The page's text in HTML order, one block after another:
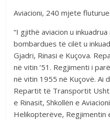
Aviacioni, 240 mjete
“I gjithë aviacion u
bombardues të cilët u
Gjadri, Rinasi e Kuçova.
në vitin ’51. Regjimenti i
në vitin 1955 në Kuçovë. Ai
Repartit të Transportit
e Rinasit, Shkollën e
Helikopterëve, Regjimentin